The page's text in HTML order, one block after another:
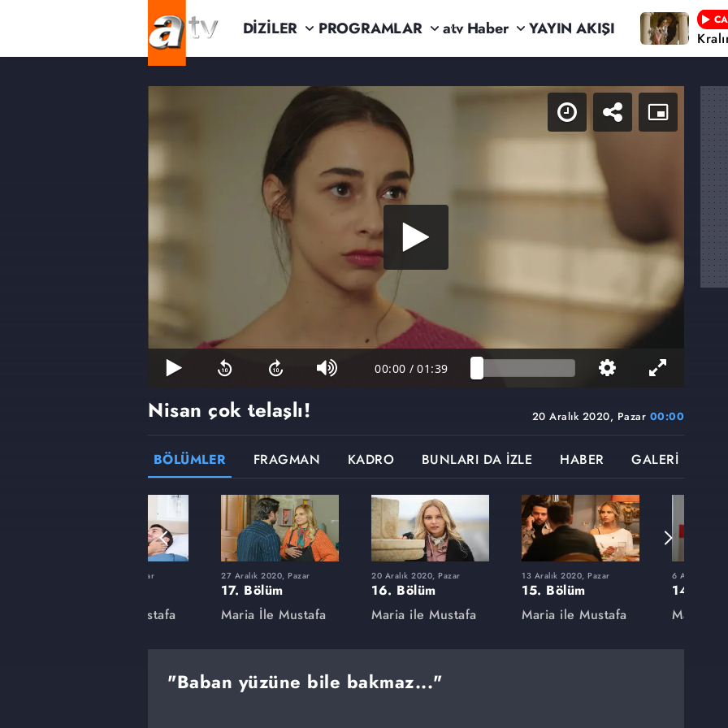
DİZİLER PROGRAMLAR atv Haber YAYIN AKIŞI
00:00 / 01:39
20 Aralık 2020, Pazar 00:00
Nisan çok telaşlı!
BÖLÜMLER FRAGMAN KADRO BUNLARI DA İZLE HABER GALERİ
20 Eylül 2020, Pazar
Maria ile Mustafa
27 Aralık 2020, Pazar
17. Bölüm
Maria İle Mustafa
20 Aralık 2020, Pazar
16. Bölüm
Maria ile Mustafa
13 Aralık 2020, Pazar
15. Bölüm
Maria ile Mustafa
6 Aralık 2020,
14. Bölüm
Maria ile
"Baban yüzüne bile bakmaz..."